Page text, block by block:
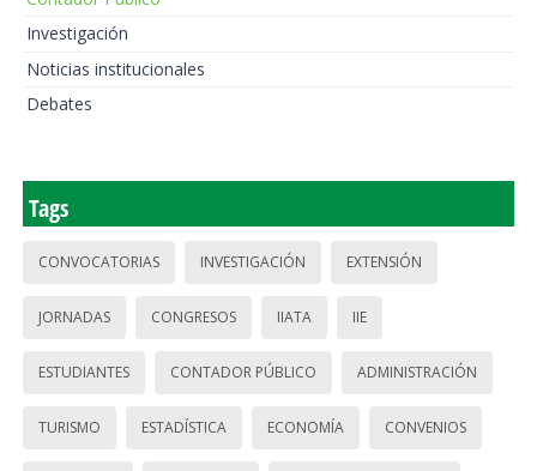
Investigación
Noticias institucionales
Debates
Tags
CONVOCATORIAS INVESTIGACIÓN EXTENSIÓN
JORNADAS CONGRESOS IIATA IIE
ESTUDIANTES CONTADOR PÚBLICO ADMINISTRACIÓN
TURISMO ESTADÍSTICA ECONOMÍA CONVENIOS